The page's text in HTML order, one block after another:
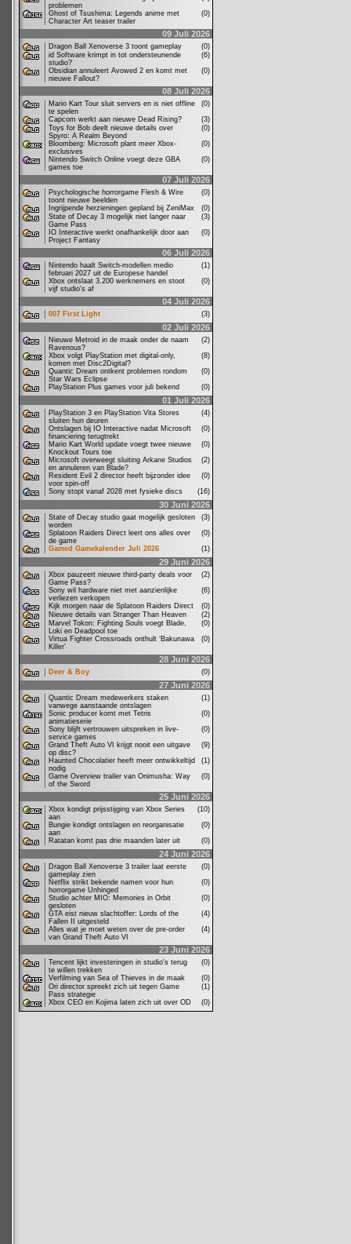
problemen
Ghost of Tsushima: Legends anime met
Character Art teaser trailer
(0)
09 Juli 2026
Dragon Ball Xenoverse 3 toont gameplay
(0)
id Software krimpt in tot ondersteunende
studio?
(6)
Obsidian annuleert Avowed 2 en komt met
nieuwe Fallout?
(0)
08 Juli 2026
Mario Kart Tour sluit servers en is niet offline
te spelen
(0)
Capcom werkt aan nieuwe Dead Rising?
(3)
Toys for Bob deelt nieuwe details over
Spyro: A Realm Beyond
(0)
Bloomberg: Microsoft plant meer Xbox-
exclusives
(0)
Nintendo Switch Online voegt deze GBA
games toe
(0)
07 Juli 2026
Psychologische horrorgame Flesh & Wire
toont nieuwe beelden
(0)
Ingrijpende herzieningen gepland bij ZeniMax
(0)
State of Decay 3 mogelijk niet langer naar
Game Pass
(3)
IO Interactive werkt onafhankelijk door aan
Project Fantasy
(0)
06 Juli 2026
Nintendo haalt Switch-modellen medio
februari 2027 uit de Europese handel
(1)
Xbox ontslaat 3.200 werknemers en stoot
vijf studio's af
(0)
04 Juli 2026
007 First Light (3)
02 Juli 2026
Nieuwe Metroid in de maak onder de naam
Ravenous?
(2)
Xbox volgt PlayStation met digital-only,
komen met Disc2Digital?
(8)
Quantic Dream ontkent problemen rondom
Star Wars Eclipse
(0)
PlayStation Plus games voor juli bekend
(0)
01 Juli 2026
PlayStation 3 en PlayStation Vita Stores
sluiten hun deuren
(4)
Ontslagen bij IO Interactive nadat Microsoft
financiering terugtrekt
(0)
Mario Kart World update voegt twee nieuwe
Knockout Tours toe
(0)
Microsoft overweegt sluiting Arkane Studios
en annuleren van Blade?
(2)
Resident Evil 2 director heeft bijzonder idee
voor spin-off
(0)
Sony stopt vanaf 2028 met fysieke discs
(16)
30 Juni 2026
State of Decay studio gaat mogelijk gesloten
worden
(3)
Splatoon Raiders Direct leert ons alles over
de game
(0)
Gamed Gamekalender Juli 2026
(1)
29 Juni 2026
Xbox pauzeert nieuwe third-party deals voor
Game Pass?
(2)
Sony wil hardware niet met aanzienlijke
verliezen verkopen
(6)
Kijk morgen naar de Splatoon Raiders Direct
(0)
Nieuwe details van Stranger Than Heaven
(2)
Marvel Tokon: Fighting Souls voegt Blade,
Loki en Deadpool toe
(0)
Virtua Fighter Crossroads onthult ‘Bakunawa
Killer’
(0)
28 Juni 2026
Deer & Boy (0)
27 Juni 2026
Quantic Dream medewerkers staken
vanwege aanstaande ontslagen
(1)
Sonic producer komt met Tetris
animatieserie
(0)
Sony blijft vertrouwen uitspreken in live-
service games
(0)
Grand Theft Auto VI krijgt nooit een uitgave
op disc?
(9)
Haunted Chocolatier heeft meer ontwikkeltijd
nodig
(1)
Game Overview trailer van Onimusha: Way
of the Sword
(0)
25 Juni 2026
Xbox kondigt prijsstijging van Xbox Series
aan
(10)
Bungie kondigt ontslagen en reorganisatie
aan
(0)
Ratatan komt pas drie maanden later uit
(0)
24 Juni 2026
Dragon Ball Xenoverse 3 trailer laat eerste
gameplay zien
(0)
Netflix strikt bekende namen voor hun
horrorgame Unhinged
(0)
Studio achter MIO: Memories in Orbit
gesloten
(0)
GTA eist nieuw slachtoffer: Lords of the
Fallen II uitgesteld
(4)
Alles wat je moet weten over de pre-order
van Grand Theft Auto VI
(4)
23 Juni 2026
Tencent lijkt investeringen in studio's terug
te willen trekken
(0)
Verfilming van Sea of Thieves in de maak
(0)
Ori director spreekt zich uit tegen Game
Pass strategie
(1)
Xbox CEO en Kojima laten zich uit over OD
(0)